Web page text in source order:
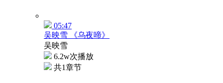
05:47
吴映雪 《乌夜啼》
吴映雪
6.2w次播放
共1章节